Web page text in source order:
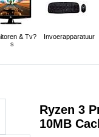
& Tv?
s
Invoerapparatuur
Ryzen 3
10MB